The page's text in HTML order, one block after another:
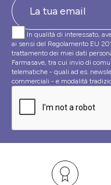
In qualità di interessato,
ai sensi del Regolamento EU
trattamento dei miei dati
Farmasave, tra cui invio di
telematiche - quali ad es.
commerciali - e modalità